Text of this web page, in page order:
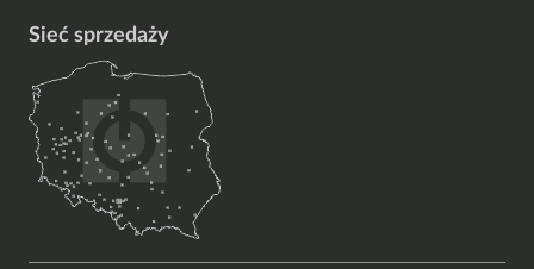
Sieć sprzedaży